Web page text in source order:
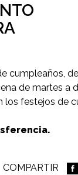
cumpleaños,
de martes a
los festejos de
COMPARTIR